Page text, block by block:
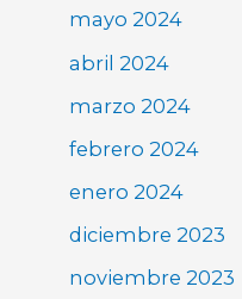
mayo 2024
abril 2024
marzo 2024
febrero 2024
enero 2024
diciembre 2023
noviembre 2023